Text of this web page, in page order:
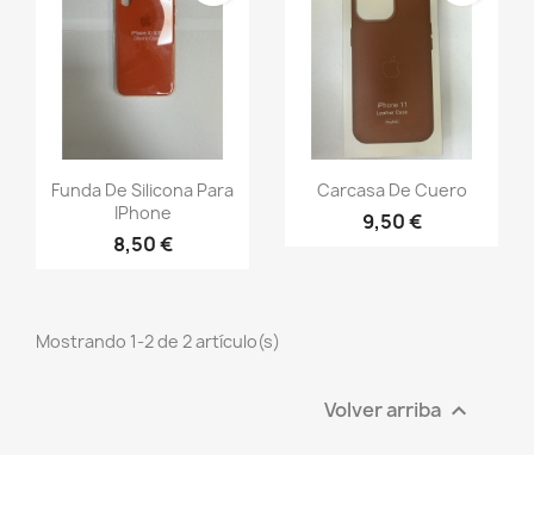
Vista rápida
+1
Funda De Silicona Para
IPhone
8,50 €
Vista rápida
Carcasa De Cuero
9,50 €
Mostrando 1-2 de 2 artículo(s)
Volver arriba 